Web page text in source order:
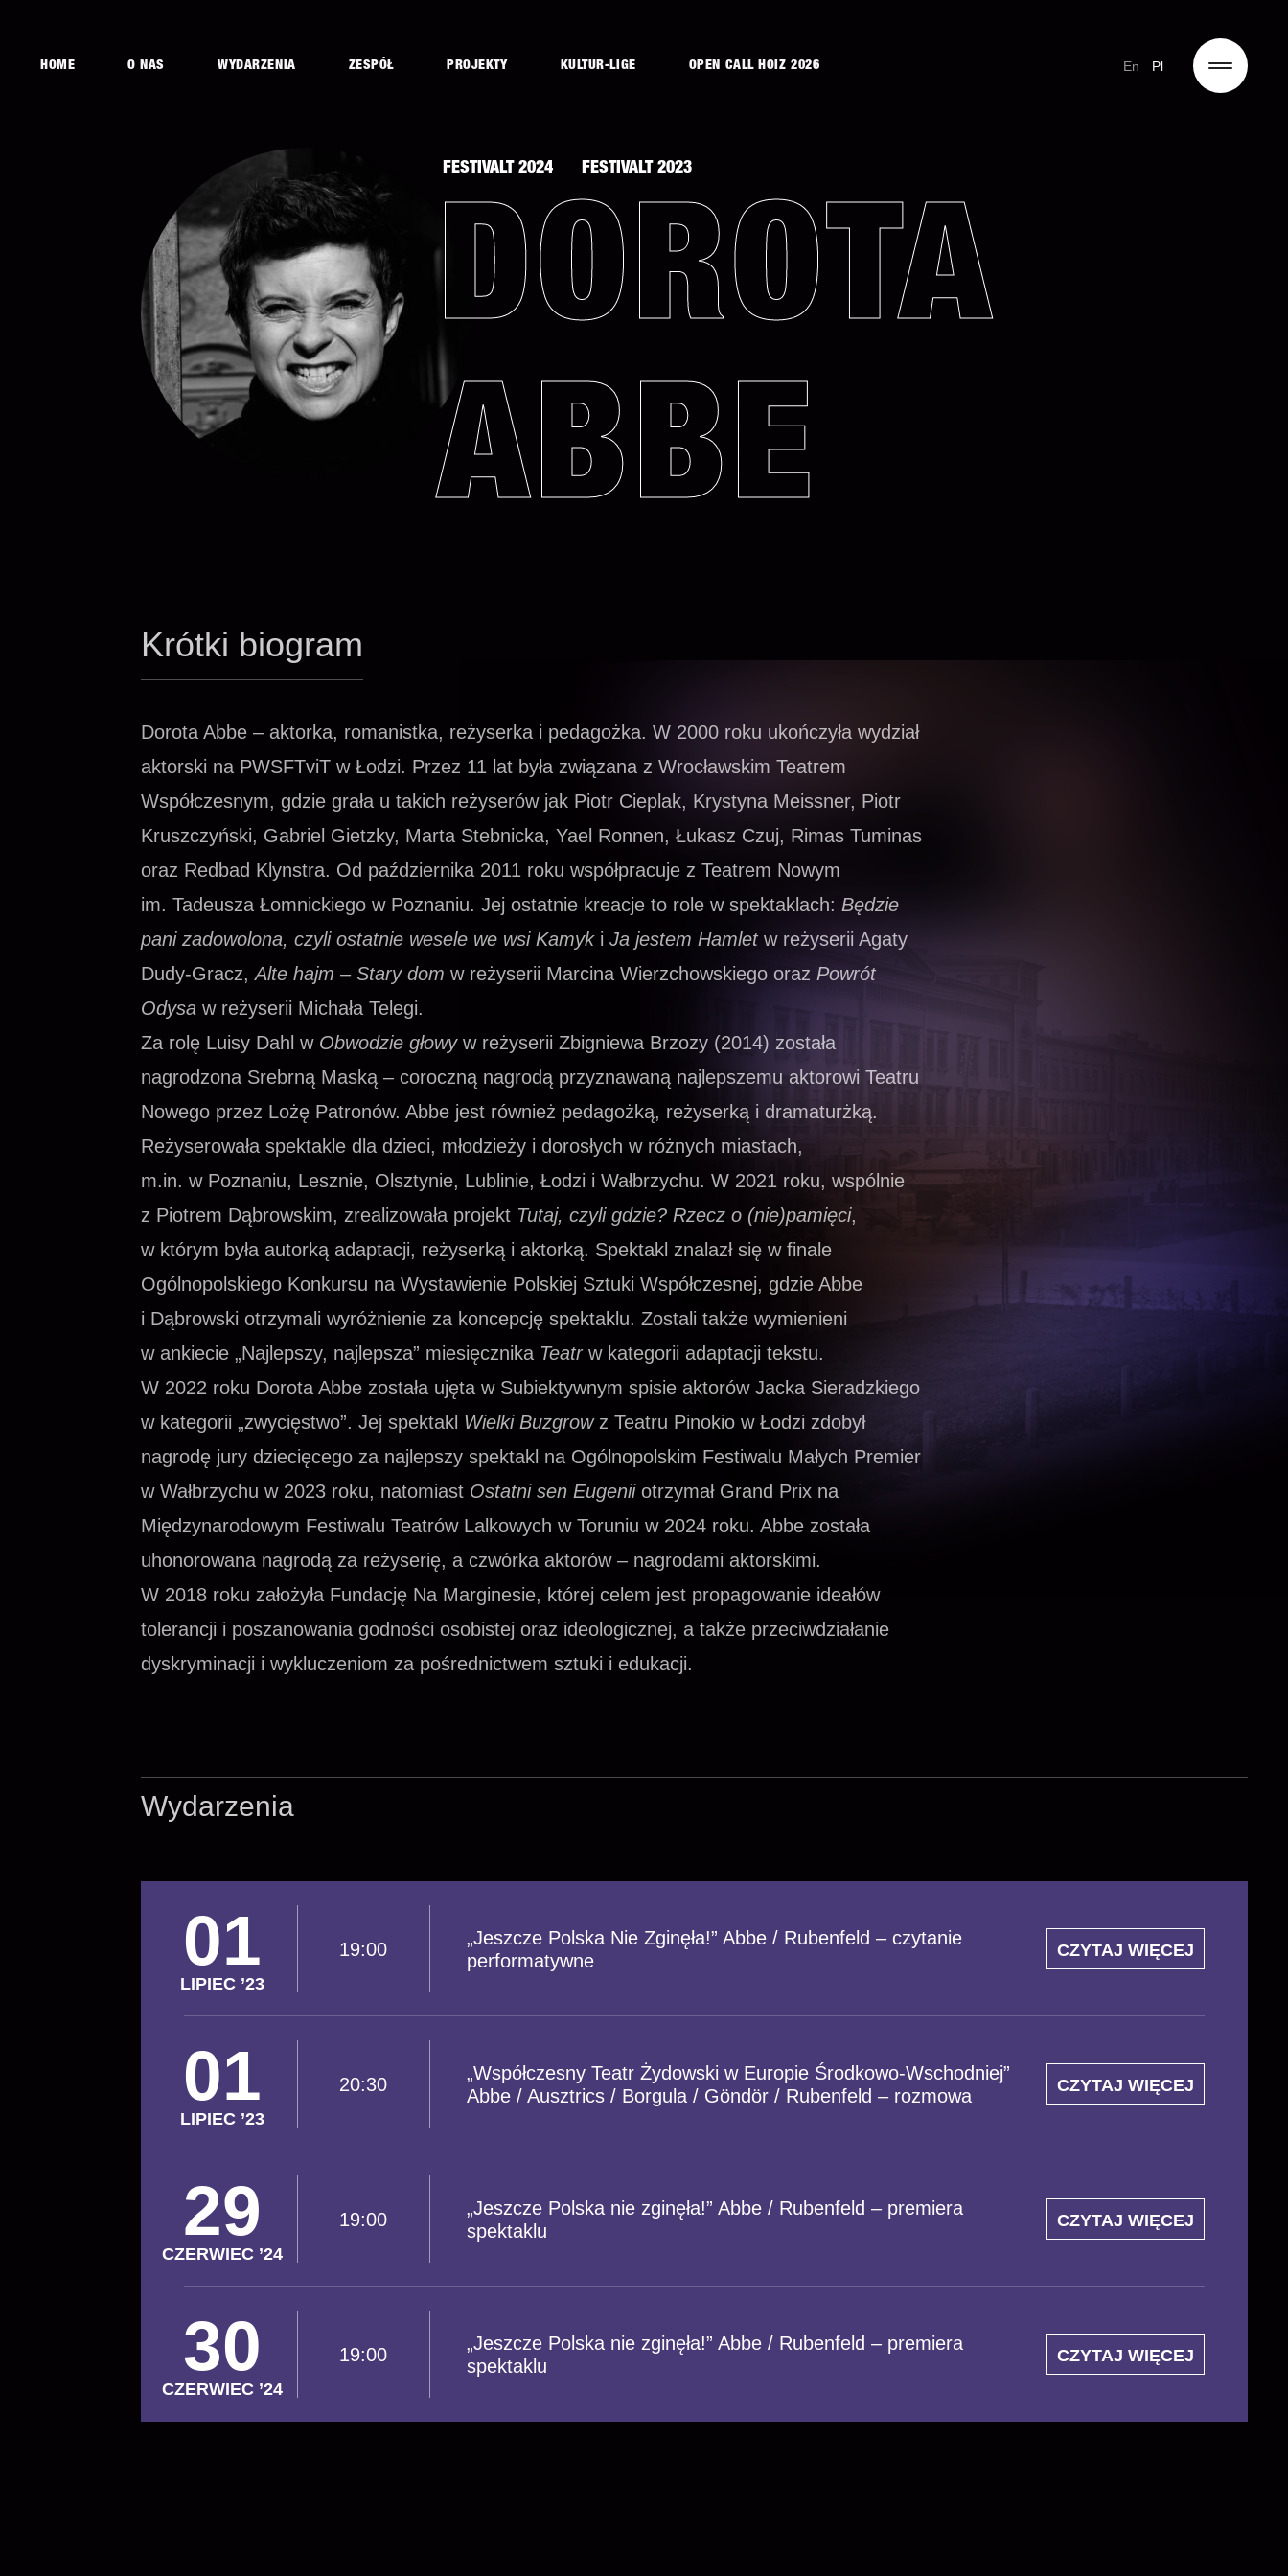
HOME O NAS WYDARZENIA ZESPÓŁ PROJEKTY KULTUR-LIGE OPEN CALL HOIZ 2026 Pl
En
FESTIVALT 2024 FESTIVALT 2023
DOROTA
ABBE
Krótki biogram
Dorota Abbe – aktorka, romanistka, reżyserka i pedagożka. W 2000 roku ukończyła wydział
aktorski na PWSFTviT w Łodzi. Przez 11 lat była związana z Wrocławskim Teatrem
Współczesnym, gdzie grała u takich reżyserów jak Piotr Cieplak, Krystyna Meissner, Piotr
Kruszczyński, Gabriel Gietzky, Marta Stebnicka, Yael Ronnen, Łukasz Czuj, Rimas Tuminas
oraz Redbad Klynstra. Od października 2011 roku współpracuje z Teatrem Nowym
im. Tadeusza Łomnickiego w Poznaniu. Jej ostatnie kreacje to role w spektaklach: Będzie
pani zadowolona, czyli ostatnie wesele we wsi Kamyki Ja jestem Hamletw reżyserii Agaty
Dudy-Gracz, Alte hajm – Stary dom w reżyserii Marcina Wierzchowskiego oraz Powrót
Odysa w reżyserii Michała Telegi.
Za rolę Luisy Dahl w Obwodzie głowyw reżyserii Zbigniewa Brzozy (2014) została
nagrodzona Srebrną Maską – coroczną nagrodą przyznawaną najlepszemu aktorowi Teatru
Nowego przez Lożę Patronów. Abbe jest również pedagożką, reżyserką i dramaturżką.
Reżyserowała spektakle dla dzieci, młodzieży i dorosłych w różnych miastach,
m.in. w Poznaniu, Lesznie, Olsztynie, Lublinie, Łodzi i Wałbrzychu. W 2021 roku, wspólnie
z Piotrem Dąbrowskim, zrealizowała projekt Tutaj, czyli gdzie? Rzecz o (nie)pamięci,
w którym była autorką adaptacji, reżyserką i aktorką. Spektakl znalazł się w finale
Ogólnopolskiego Konkursu na Wystawienie Polskiej Sztuki Współczesnej, gdzie Abbe
i Dąbrowski otrzymali wyróżnienie za koncepcję spektaklu. Zostali także wymienieni
w ankiecie „Najlepszy, najlepsza” miesięcznika Teatrw kategorii adaptacji tekstu.
W 2022 roku Dorota Abbe została ujęta w Subiektywnym spisie aktorów Jacka Sieradzkiego
w kategorii „zwycięstwo”. Jej spektakl Wielki Buzgrowz Teatru Pinokio w Łodzi zdobył
nagrodę jury dziecięcego za najlepszy spektakl na Ogólnopolskim Festiwalu Małych Premier
w Wałbrzychu w 2023 roku, natomiast Ostatni sen Eugeniiotrzymał Grand Prix na
Międzynarodowym Festiwalu Teatrów Lalkowych w Toruniu w 2024 roku. Abbe została
uhonorowana nagrodą za reżyserię, a czwórka aktorów – nagrodami aktorskimi.
W 2018 roku założyła Fundację Na Marginesie, której celem jest propagowanie ideałów
tolerancji i poszanowania godności osobistej oraz ideologicznej, a także przeciwdziałanie
dyskryminacji i wykluczeniom za pośrednictwem sztuki i edukacji.
Wydarzenia
01
LIPIEC ’23
19:00
„Jeszcze Polska Nie Zginęła!” Abbe / Rubenfeld – czytanie
performatywne
CZYTAJ WIĘCEJ
01
LIPIEC ’23
20:30
„Współczesny Teatr Żydowski w Europie Środkowo-Wschodniej”
Abbe / Ausztrics / Borgula / Göndör / Rubenfeld – rozmowa
CZYTAJ WIĘCEJ
29
CZERWIEC ’24
19:00
„Jeszcze Polska nie zginęła!” Abbe / Rubenfeld – premiera
spektaklu
CZYTAJ WIĘCEJ
30
CZERWIEC ’24
19:00
„Jeszcze Polska nie zginęła!” Abbe / Rubenfeld – premiera
spektaklu
CZYTAJ WIĘCEJ